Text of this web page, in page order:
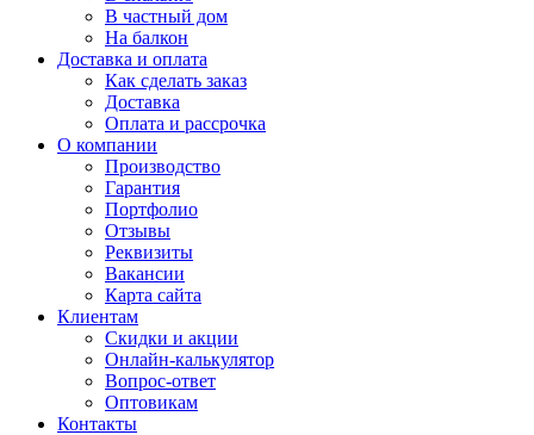
В частный дом
На балкон
Доставка и оплата
Как сделать заказ
Доставка
Оплата и рассрочка
О компании
Производство
Гарантия
Портфолио
Отзывы
Реквизиты
Вакансии
Карта сайта
Клиентам
Скидки и акции
Онлайн-калькулятор
Вопрос-ответ
Оптовикам
Контакты